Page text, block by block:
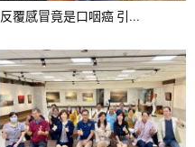
反覆感冒竟是口咽癌 引...